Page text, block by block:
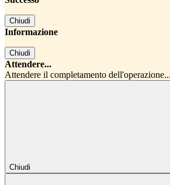
Chiudi
Informazione
Chiudi
Attendere...
Attendere il completamento dell'operazione...
Chiudi